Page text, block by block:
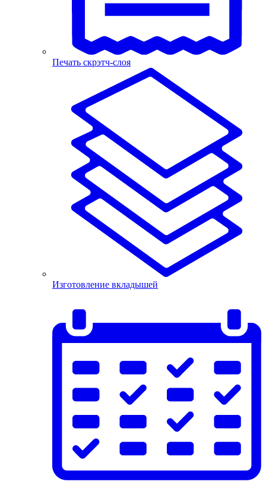
Печать скрэтч-слоя
Изготовление вкладышей